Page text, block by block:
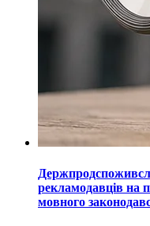
рекламодавців на
мовного